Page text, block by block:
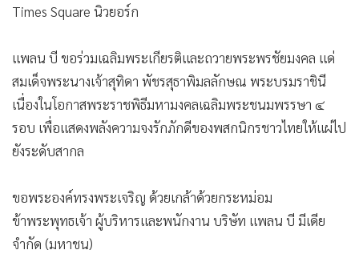
Times Square นิวยอร์ก
แพลน บี ขอร่วมเฉลิมพระเกียรติและถวายพระพรชัยมงคล แด่
สมเด็จพระนางเจ้าสุทิดา พัชรสุธาพิมลลักษณ พระบรมราชินี
เนื่องในโอกาสพระราชพิธีมหามงคลเฉลิมพระชนมพรรษา ๔
รอบ เพื่อแสดงพลังความจงรักภักดีของพสกนิกรชาวไทยให้แผ่ไป
ยังระดับสากล
ขอพระองค์ทรงพระเจริญ ด้วยเกล้าด้วยกระหม่อม
ข้าพระพุทธเจ้า ผู้บริหารและพนักงาน บริษัท แพลน บี มีเดีย
จำกัด (มหาชน)